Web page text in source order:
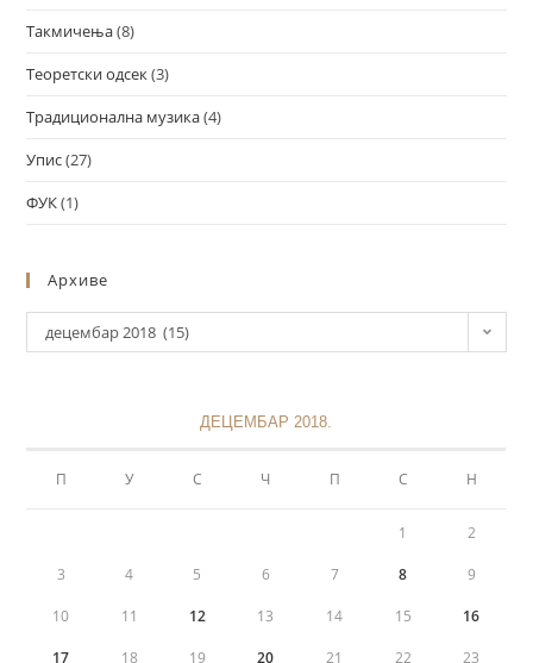
Такмичења(8)
Теоретски одсек(3)
Традиционална музика(4)
Упис(27)
ФУК(1)
Архиве
децембар 2018 (15)
ДЕЦЕМБАР 2018.
П У С Ч П С Н
1 2
3 4 5 6 7 8 9
10 11 12 13 14 15 16
17 18 19 20 21 22 23